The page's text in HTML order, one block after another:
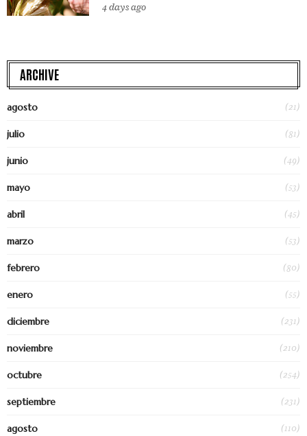
4 days ago
ARCHIVE
agosto (21)
julio (81)
junio (49)
mayo (53)
abril (45)
marzo (53)
febrero (80)
enero (55)
diciembre (231)
noviembre (210)
octubre (254)
septiembre (231)
agosto (110)